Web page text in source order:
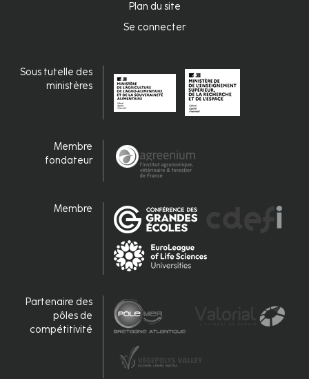
Plan du site
Se connecter
Sous tutelle des
ministères
Membre
fondateur
Membre
Partenaire des
pôles de
compétitivité